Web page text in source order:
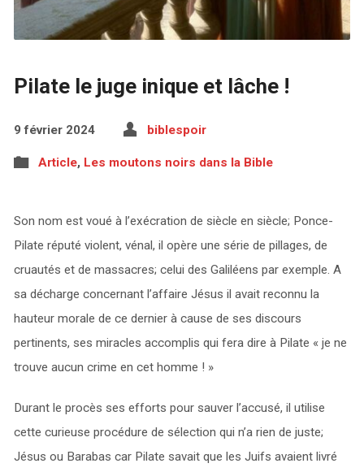
Pilate le juge inique et lâche !
9 février 2024 biblespoir
Article, Les moutons noirs dans la Bible
Son nom est voué à l’exécration de siècle en siècle; Ponce-
Pilate réputé violent, vénal, il opère une série de pillages, de
cruautés et de massacres; celui des Galiléens par exemple. A
sa décharge concernant l’affaire Jésus il avait reconnu la
hauteur morale de ce dernier à cause de ses discours
pertinents, ses miracles accomplis qui fera dire à Pilate « je ne
trouve aucun crime en cet homme ! »
Durant le procès ses efforts pour sauver l’accusé, il utilise
cette curieuse procédure de sélection qui n’a rien de juste;
Jésus ou Barabas car Pilate savait que les Juifs avaient livré